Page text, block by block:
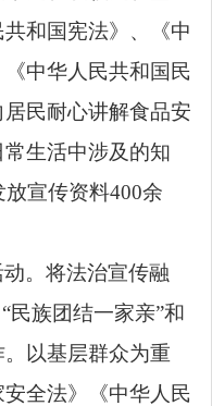
和国宪法》、《中
中华人民共和国民
民耐心讲解食品安
生活中涉及的知
宣传资料400余
动。将法治宣传融
民族团结一家亲”和
以基层群众为重
全法》《中华人民